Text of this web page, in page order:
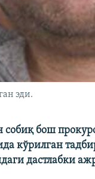
эди.
собиқ бош
кўрилган
дастлабки